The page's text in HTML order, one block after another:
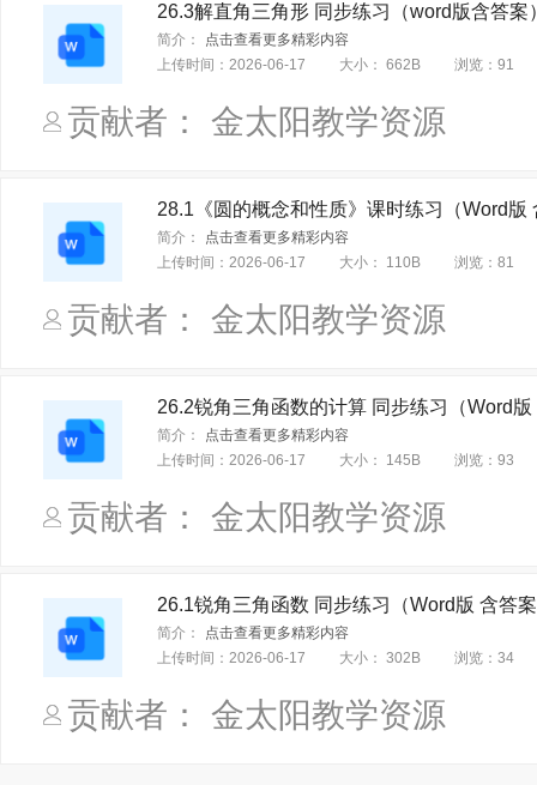
26.3解直角三角形 同步练习（word版含答
简介：
点击查看更多精彩内容
上传时间： 2026-06-17 大小： 662B 浏览： 91
贡献者： 金太阳教学资源
28.1《圆的概念和性质》课时练习（Word
简介：
点击查看更多精彩内容
上传时间： 2026-06-17 大小： 110B 浏览： 81
贡献者： 金太阳教学资源
26.2锐角三角函数的计算 同步练习（Word
简介：
点击查看更多精彩内容
上传时间： 2026-06-17 大小： 145B 浏览： 93
贡献者： 金太阳教学资源
26.1锐角三角函数 同步练习（Word版 含答
简介：
点击查看更多精彩内容
上传时间： 2026-06-17 大小： 302B 浏览： 34
贡献者： 金太阳教学资源